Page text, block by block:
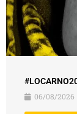
06/08/2026